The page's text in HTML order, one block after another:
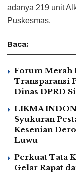
adanya 219 unit
Puskesmas.
Baca:
Forum Merah
Transparansi
Dinas DPRD
LIKMA
Syukuran
Kesenian
Luwu
Perkuat Tata
Gelar Rapat